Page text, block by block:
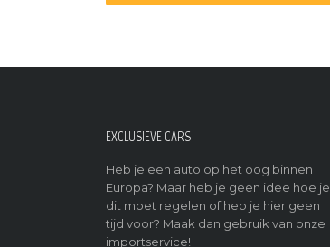
EXCLUSIEVE CARS
Heb je een auto op het oog binnen
Europa? Maar heb je geen idee hoe je
dit moet regelen of heb je hier geen
tijd voor? Maak dan gebruik van onze
importservice!